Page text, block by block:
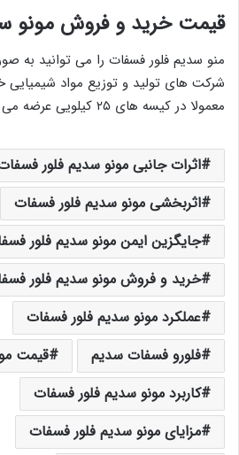
قیمت خرید و فروش مونو
منو سدیم فلور فسفات را می توانید به
شرکت های تولید و توزیع مواد شیمیایی
معمولا در کیسه های ۲۵ کیلویی عرضه می شود.
اثرات جانبی مونو سدیم فلور
اثربخشی مونو سدیم فلور فسفات
جایگزین ایمن مونو سدیم فلور
خرید و فروش مونو سدیم فلور
عملکرد مونو سدیم فلور فسفات
فلورو فسفات سدیم
قیمت
کاربرد مونو سدیم فلور فسفات
مزایای مونو سدیم فلور فسفات